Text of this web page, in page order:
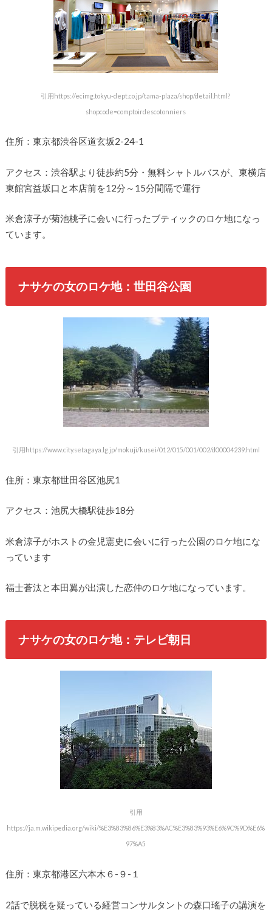
引用https://ecimg.tokyu-dept.co.jp/tama-plaza/shop/detail.html?
shopcode=comptoirdescotonniers
住所：東京都渋谷区道玄坂2-24-1
アクセス：渋谷駅より徒歩約5分・無料シャトルバスが、東横店
東館宮益坂口と本店前を12分～15分間隔で運行
米倉涼子が菊池桃子に会いに行ったブティックのロケ地になっ
ています。
ナサケの女のロケ地：世田谷公園
引用https://www.city.setagaya.lg.jp/mokuji/kusei/012/015/001/002/d00004239.html
住所：東京都世田谷区池尻1
アクセス：池尻大橋駅徒歩18分
米倉涼子がホストの金児憲史に会いに行った公園のロケ地にな
っています
福士蒼汰と本田翼が出演した恋仲のロケ地になっています。
ナサケの女のロケ地：テレビ朝日
引用
https://ja.m.wikipedia.org/wiki/%E3%83%86%E3%83%AC%E3%83%93%E6%9C%9D%E6%
97%A5
住所：東京都港区六本木６-９-１
2話で脱税を疑っている経営コンサルタントの森口瑤子の講演を